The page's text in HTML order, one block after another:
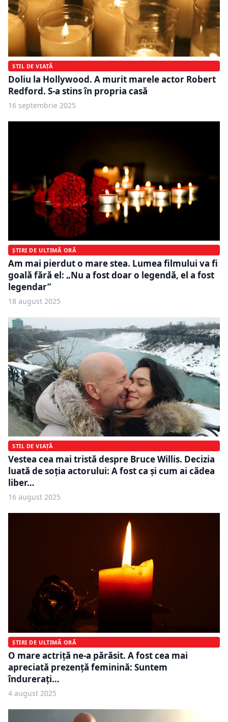
STIL DE VIAȚĂ
Doliu la Hollywood. A murit marele actor Robert
Redford. S-a stins în propria casă
16 septembrie 2025
ȘTIRI DE ULTIMĂ ORĂ
Am mai pierdut o mare stea. Lumea filmului va fi
goală fără el: „Nu a fost doar o legendă, el a fost
legendar”
18 august 2025
STIL DE VIAȚĂ
Vestea cea mai tristă despre Bruce Willis. Decizia
luată de soția actorului: A fost ca și cum ai cădea
liber…
16 august 2025
ȘTIRI DE ULTIMĂ ORĂ
O mare actriță ne-a părăsit. A fost cea mai
apreciată prezență feminină: Suntem
îndurerați…
4 august 2025